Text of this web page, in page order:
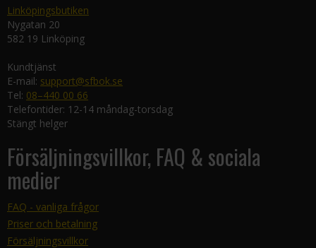
Linköpingsbutiken
Nygatan 20
582 19 Linköping
Kundtjänst
E-mail: support@sfbok.se
Tel: 08–440 00 66
Telefontider: 12-14 måndag-torsdag
Stängt helger
Försäljningsvillkor, FAQ & sociala
medier
FAQ - vanliga frågor
Priser och betalning
Försäljningsvillkor